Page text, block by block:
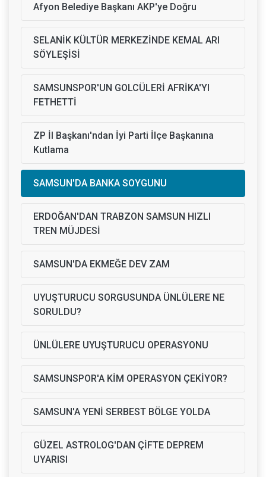
Afyon Belediye Başkanı AKP'ye Doğru
SELANİK KÜLTÜR MERKEZİNDE KEMAL ARI
SÖYLEŞİSİ
SAMSUNSPOR'UN GOLCÜLERİ AFRİKA'YI
FETHETTİ
ZP İl Başkanı'ndan İyi Parti İlçe Başkanına
Kutlama
SAMSUN'DA BANKA SOYGUNU
ERDOĞAN'DAN TRABZON SAMSUN HIZLI
TREN MÜJDESİ
SAMSUN'DA EKMEĞE DEV ZAM
UYUŞTURUCU SORGUSUNDA ÜNLÜLERE NE
SORULDU?
ÜNLÜLERE UYUŞTURUCU OPERASYONU
SAMSUNSPOR'A KİM OPERASYON ÇEKİYOR?
SAMSUN'A YENİ SERBEST BÖLGE YOLDA
GÜZEL ASTROLOG'DAN ÇİFTE DEPREM
UYARISI